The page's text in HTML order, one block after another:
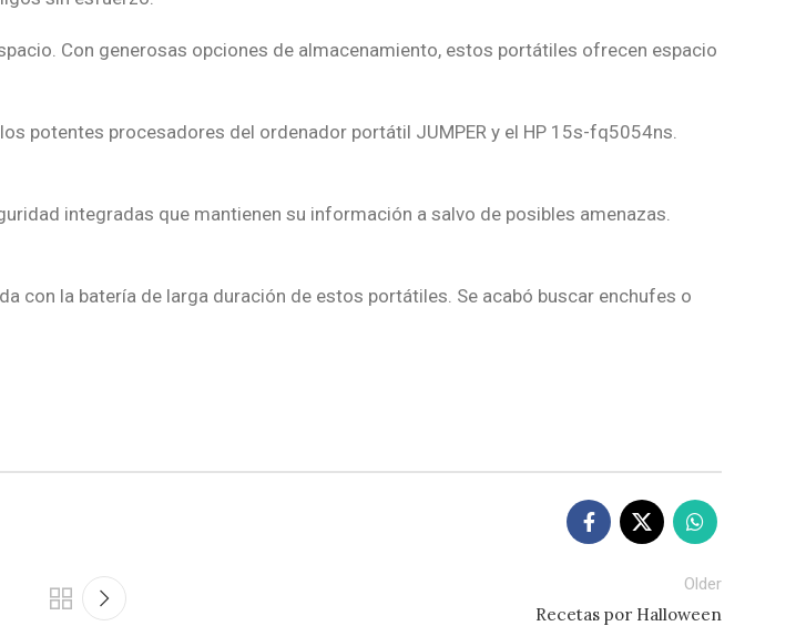
Con generosas opciones de almacenamiento, estos portátiles ofrecen espacio
potentes procesadores del ordenador portátil JUMPER y el HP 15s-fq5054ns.
integradas que mantienen su información a salvo de posibles amenazas.
con la batería de larga duración de estos portátiles. Se acabó buscar enchufes o
Older
Recetas por Halloween